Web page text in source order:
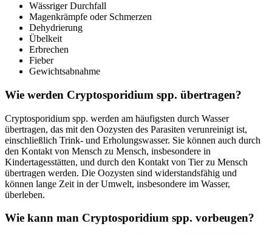
Wässriger Durchfall
Magenkrämpfe oder Schmerzen
Dehydrierung
Übelkeit
Erbrechen
Fieber
Gewichtsabnahme
Wie werden Cryptosporidium spp. übertragen?
Cryptosporidium spp. werden am häufigsten durch Wasser
übertragen, das mit den Oozysten des Parasiten verunreinigt ist,
einschließlich Trink- und Erholungswasser. Sie können auch durch
den Kontakt von Mensch zu Mensch, insbesondere in
Kindertagesstätten, und durch den Kontakt von Tier zu Mensch
übertragen werden. Die Oozysten sind widerstandsfähig und
können lange Zeit in der Umwelt, insbesondere im Wasser,
überleben.
Wie kann man Cryptosporidium spp. vorbeugen?